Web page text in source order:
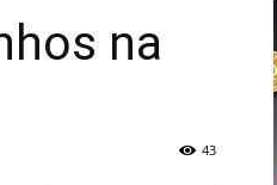
de
na
43